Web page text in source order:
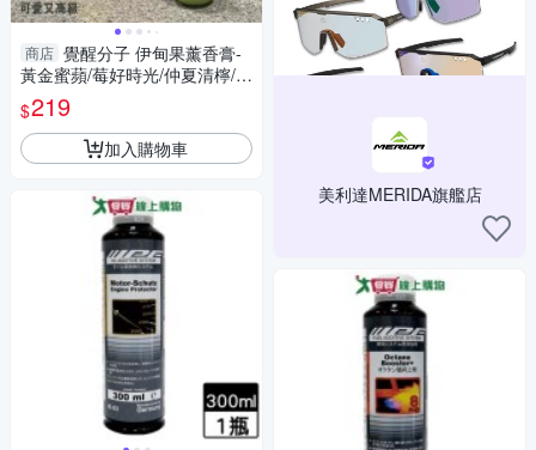
商店 覺醒分子 伊甸果薰香膏-
黃金蜜蘋/莓好時光/仲夏清檸/初
秋梨歌 香膏 果香 香氛 固態芳
香【愛買】
$219
加入購物車
美利達MERIDA旗艦店